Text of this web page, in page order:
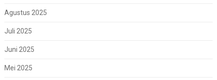
Agustus 2025
Juli 2025
Juni 2025
Mei 2025